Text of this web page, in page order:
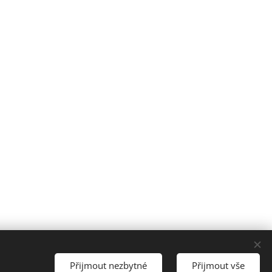
Přijmout nezbytné Přijmout vše